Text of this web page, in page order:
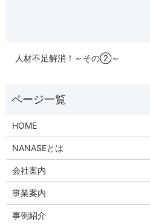
人材不足解消！～その②～
HOME
NANASEとは
会社案内
事業案内
事例紹介